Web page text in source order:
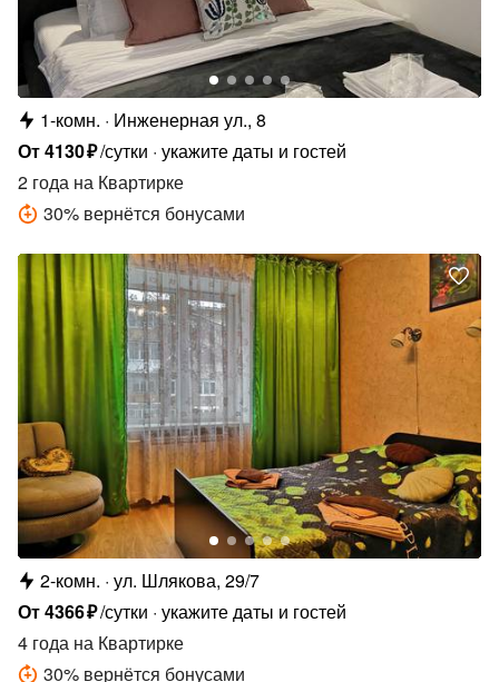
1-комн.
Инженерная ул., 8
От4130₽/сутки укажите даты и гостей
2 года на Квартирке
30% вернётся бонусами
2-комн. ул. Шлякова, 29/7
От4366₽/сутки укажите даты и гостей
4 года на Квартирке
30% вернётся бонусами